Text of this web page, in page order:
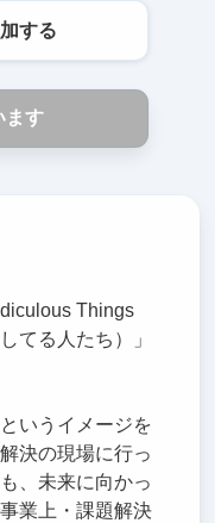
する
ます
Things
てる人たち）」
いうイメージを
決の現場に行っ
、未来に向かっ
業上・課題解決